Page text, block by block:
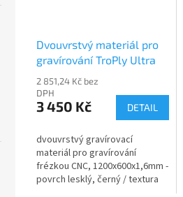
Dvouvrstvý materiál pro
gravírování TroPly Ultra
PH402-206
2 851,24 Kč bez
DPH
3 450 Kč DETAIL
dvouvrstvý gravírovací
materiál pro gravírování
frézkou CNC, 1200x600x1,6mm -
povrch lesklý, černý / textura